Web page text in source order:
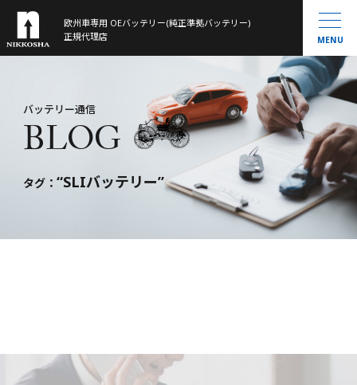
欧州車専用 OEバッテリー(純正準拠バッテリー)
正規代理店
製品ラインナップ
取扱製品一覧
MOLL
Banner
大型トラック／産業用・農機・建機用
会社概要
History
バッテリー通信
MENU
バッテリー通信
BLOG
タグ： “SLIバッテリー”